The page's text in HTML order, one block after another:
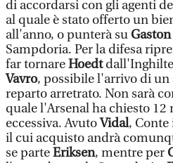
di accordarsi con gli agenti
al quale è stato offerto un
all'anno, o punterà su
Sampdoria. Per la difesa
far tornareHoedt
Vavro, possibile l'arrivo di un
reparto arretrato. Non sarà
quale l'Arsenal ha chiesto
eccessiva. AvutoVidal, Conte
il cui acquisto andrà
se parteEriksen, mentre per